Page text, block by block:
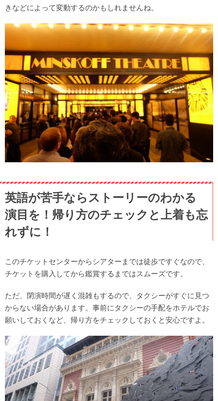
きなどによって変動するのかもしれませんね。
英語が苦手ならストーリーのわかる
演目を！帰り方のチェックと上着も忘
れずに！
このチケットセンターからシアターまでは徒歩ですぐなので、
チケットを購入してから鑑賞するまではスムーズです。
ただ、 閉演時間が遅く混雑もするので、タクシーがすぐに見つ
からない場合があります。事前にタクシーの手配をホテルでお
願いしておくなど、帰り方をチェックしておくと安心ですよ。